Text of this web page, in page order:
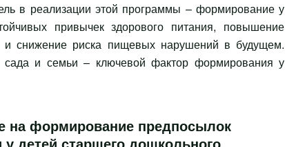
в реализации этой программы – формирование у
привычек здорового питания, повышение
и снижение риска пищевых нарушений в будущем.
сада и семьи – ключевой фактор формирования у
на формирование предпосылок
у детей старшего дошкольного